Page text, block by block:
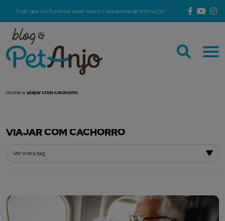
Tudo que você precisa saber sobre o seu animal de estimação
Home » viajar com cachorro
VIAJAR COM CACHORRO